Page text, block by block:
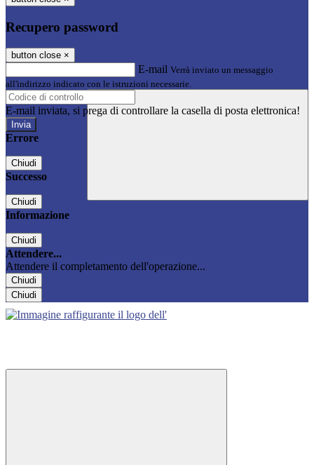
Recupero password
button close ×
E-mail Verrà inviato un messaggio
all'indirizzo indicato con le istruzioni necessarie.
E-mail inviata, si prega di controllare la casella di posta elettronica!
Errore
Chiudi
Successo
Chiudi
Informazione
Chiudi
Attendere...
Attendere il completamento dell'operazione...
Chiudi
Chiudi